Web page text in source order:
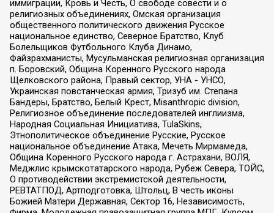
иммиграции, Кровь и Честь, О свободе совести и о
религиозных объединениях, Омская организация
общественного политического движения Русское
национальное единство, Северное Братство, Клуб
Болельщиков Футбольного Клуба Динамо,
Файзрахманисты, Мусульманская религиозная организация
п. Боровский, Община Коренного Русского народа
Щелковского района, Правый сектор, УНА - УНСО,
Украинская повстанческая армия, Тризуб им. Степана
Бандеры, Братство, Белый Крест, Misanthropic division,
Религиозное объединение последователей инглиизма,
Народная Социальная Инициатива, TulaSkins,
Этнополитическое объединение Русские, Русское
национальное объединение Атака, Мечеть Мирмамеда,
Община Коренного Русского народа г. Астрахани, ВОЛЯ,
Меджлис крымскотатарского народа, Рубеж Севера, ТОЙС,
О противодействии экстремистской деятельности,
РЕВТАТПОД, Артподготовка, Штольц, В честь иконы
Божией Матери Державная, Сектор 16, Независимость,